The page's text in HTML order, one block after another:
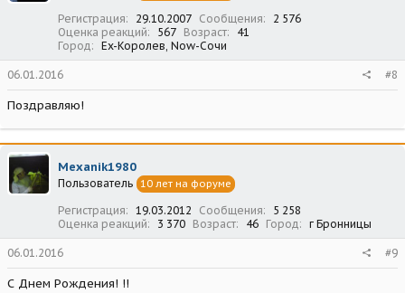
Регистрация 29.10.2007 Сообщения
2 576
Оценка реакций
567 Возраст
41
Город
Ex-Королев, Now-Сочи
06.01.2016 #8
Поздравляю!
Mexanik1980
Пользователь 10 лет на форуме
Регистрация 19.03.2012 Сообщения
5 258
Оценка реакций
3 370 Возраст 46 Город г Бронницы
06.01.2016 #9
С Днем Рождения! !!